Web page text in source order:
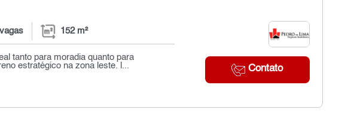
Contato
152 m²
tanto para moradia quanto para
estratégico na zona leste. l...